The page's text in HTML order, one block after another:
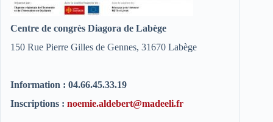
Centre de congrès Diagora de Labège
150 Rue Pierre Gilles de Gennes, 31670 Labège
Information : 04.66.45.33.19
Inscriptions : noemie.aldebert@madeeli.fr